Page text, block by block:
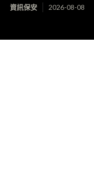
資訊保安 2026-08-08